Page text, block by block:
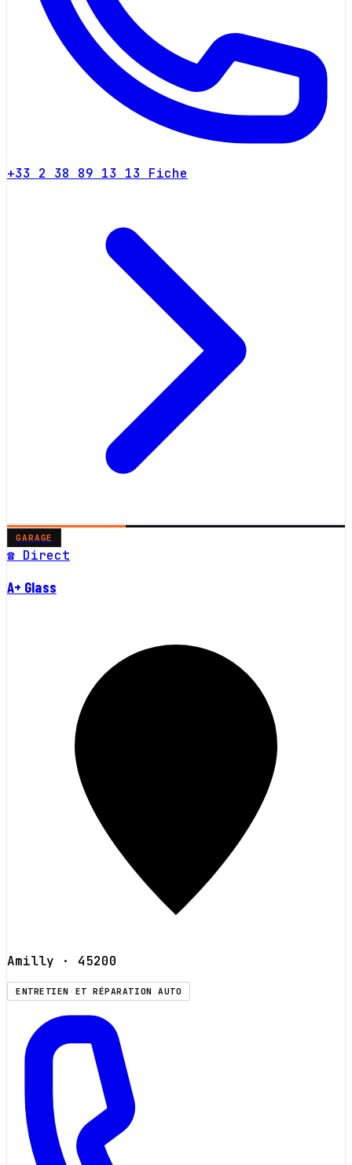
+33 2 38 89 13 13 Fiche
GARAGE
☎ Direct
A+ Glass
Amilly · 45200
ENTRETIEN ET RÉPARATION AUTO